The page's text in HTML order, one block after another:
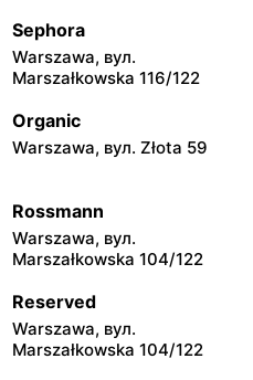
Jysk
Stojadła, вул. Warszawska
Jysk
Jysk
Garwolin, вул. Trakt
Jysk
Skierniewice, вул. Jana III
Sephora
Warszawa, вул.
Marszałkowska 116/122
Organic
Warszawa, вул. Złota 59
Rossmann
Warszawa, вул.
Marszałkowska 104/122
Reserved
Warszawa, вул.
Marszałkowska 104/122